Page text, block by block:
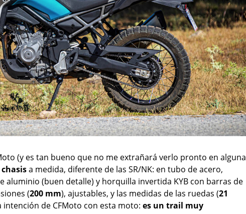
(y es tan bueno que no me extrañará verlo pronto en alguna
chasisa medida, diferente de las SR/NK: en tubo de acero,
aluminio (buen detalle) y horquilla invertida KYB con barras de
(200 mm), ajustables, y las medidas de las ruedas (21
intención de CFMoto con esta moto: es un trail muy